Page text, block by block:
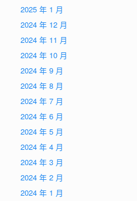
2025 年 1 月
2024 年 12 月
2024 年 11 月
2024 年 10 月
2024 年 9 月
2024 年 8 月
2024 年 7 月
2024 年 6 月
2024 年 5 月
2024 年 4 月
2024 年 3 月
2024 年 2 月
2024 年 1 月